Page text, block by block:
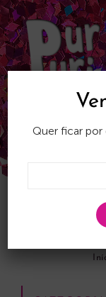
Skip
to
content
Quer ficar por